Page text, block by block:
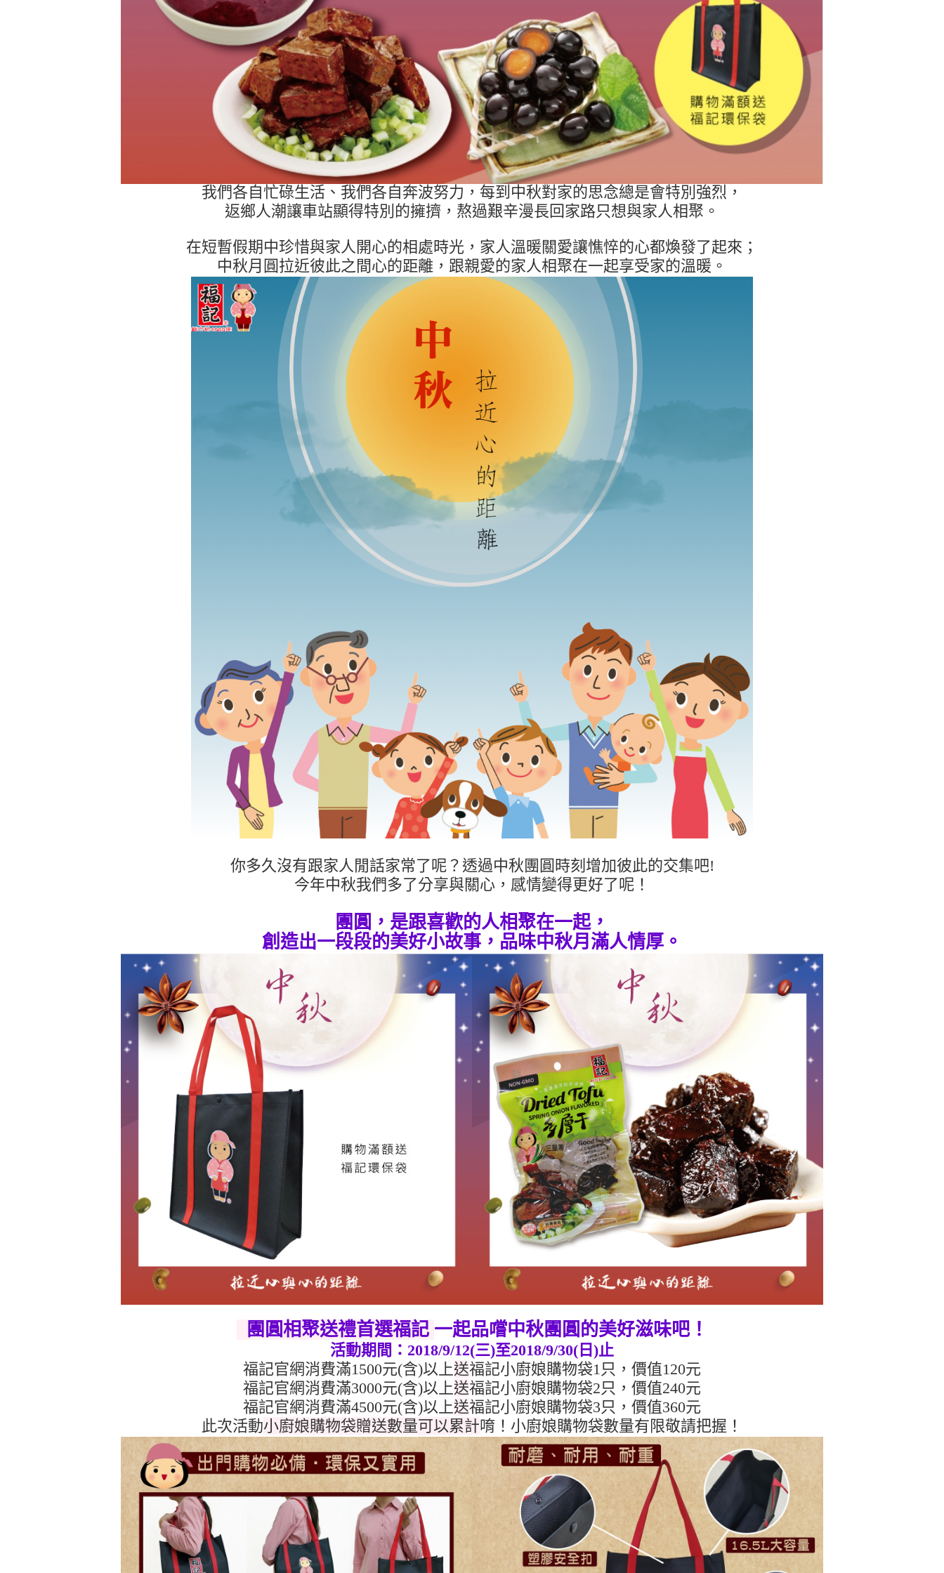
我們各自忙碌生活、我們各自奔波努力，每到中秋對家的思念總是會特別強烈，
返鄉人潮讓車站顯得特別的擁擠，熬過艱辛漫長回家路只想與家人相聚。
在短暫假期中珍惜與家人開心的相處時光，家人溫暖關愛讓憔悴的心都煥發了起來；
中秋月圓拉近彼此之間心的距離，跟親愛的家人相聚在一起享受家的溫暖。
你多久沒有跟家人閒話家常了呢？透過中秋團圓時刻增加彼此的交集吧!
今年中秋我們多了分享與關心，感情變得更好了呢！
團圓，是跟喜歡的人相聚在一起，
創造出一段段的美好小故事，品味中秋月滿人情厚。
團圓相聚送禮首選福記 一起品嚐中秋團圓的美好滋味吧！
活動期間：2018/9/12(三)至2018/9/30(日)止
福記官網消費滿1500元(含)以上送福記小廚娘購物袋1只，價值120元
福記官網消費滿3000元(含)以上送福記小廚娘購物袋2只，價值240元
福記官網消費滿4500元(含)以上送福記小廚娘購物袋3只，價值360元
此次活動小廚娘購物袋贈送數量可以累計唷！ 小廚娘購物袋數量有限敬請把握！